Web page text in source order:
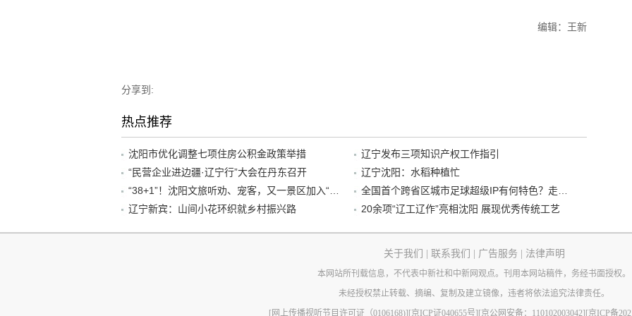
编辑：王新
分享到:
热点推荐
沈阳市优化调整七项住房公积金政策举措
辽宁发布三项知识产权工作指引
“民营企业进边疆·辽宁行”大会在丹东召开
辽宁沈阳：水稻种植忙
辽宁新宾：山间小花环织就乡村振兴路
20余项“辽工辽作”亮相沈阳 展现优秀传统工艺
关于我们 联系我们 广告服务 法律声明
本网站所刊载信息，不代表中新社和中新网观点。刊用本网站稿件，务经书面授权。
未经授权禁止转载、摘编、复制及建立镜像，违者将依法追究法律责任。
[网上传播视听节目许可证（0106168)] [京ICP证040655号] [京公网安备：110102003042] [京ICP备